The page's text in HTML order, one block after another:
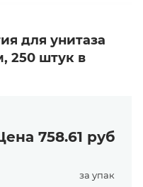
для унитаза
250 штук в
758.61 руб
за упак